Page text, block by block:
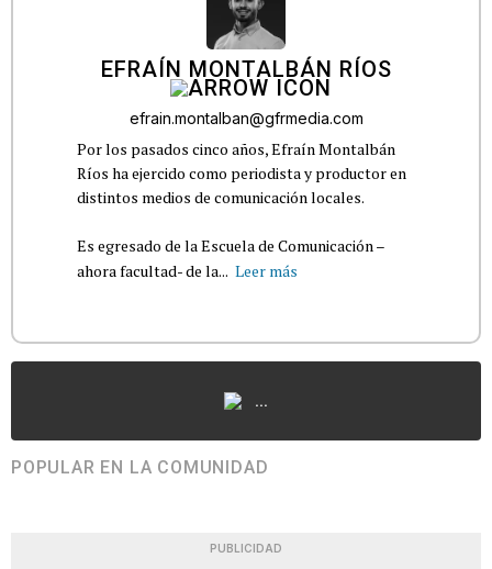
EFRAÍN MONTALBÁN RÍOS
efrain.montalban@gfrmedia.com
Por los pasados cinco años, Efraín Montalbán
Ríos ha ejercido como periodista y productor en
distintos medios de comunicación locales.
Es egresado de la Escuela de Comunicación –
ahora facultad- de la... Leer más
...
POPULAR EN LA COMUNIDAD
PUBLICIDAD